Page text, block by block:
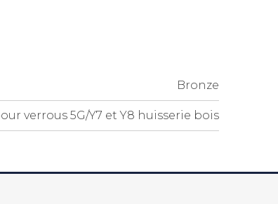
Bronze
verrous 5G/Y7 et Y8 huisserie bois